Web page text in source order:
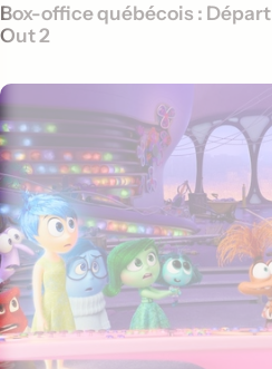
Box-office québécois :
Out 2